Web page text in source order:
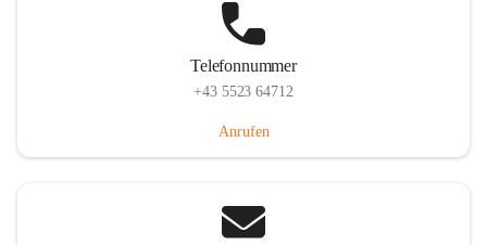
Telefonnummer
+43 5523 64712
Anrufen